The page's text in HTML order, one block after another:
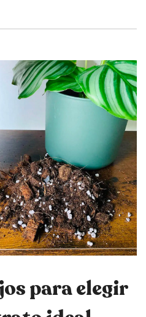
para elegir